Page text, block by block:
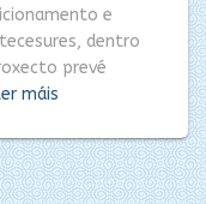
e
dentro
prevé
máis